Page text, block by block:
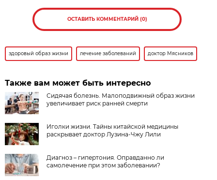
ОСТАВИТЬ КОММЕНТАРИЙ (0)
здоровый образ жизни лечение заболеваний доктор Мясников
Также вам может быть интересно
Сидячая болезнь. Малоподвижный образ жизни
увеличивает риск ранней смерти
Иголки жизни. Тайны китайской медицины
раскрывает доктор Лузина-Чжу Лили
Диагноз – гипертония. Оправданно ли
самолечение при этом заболевании?